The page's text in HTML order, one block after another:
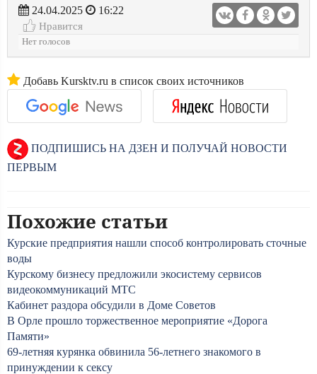
24.04.2025
16:22
Нравится
Нет голосов
Добавь Kursktv.ru в список своих источников
ПОДПИШИСЬ НА ДЗЕН И ПОЛУЧАЙ НОВОСТИ
ПЕРВЫМ
Похожие статьи
Курские предприятия нашли способ контролировать сточные
воды
Курскому бизнесу предложили экосистему сервисов
видеокоммуникаций МТС
Кабинет раздора обсудили в Доме Советов
В Орле прошло торжественное мероприятие «Дорога
Памяти»
69-летняя курянка обвинила 56-летнего знакомого в
принуждении к сексу